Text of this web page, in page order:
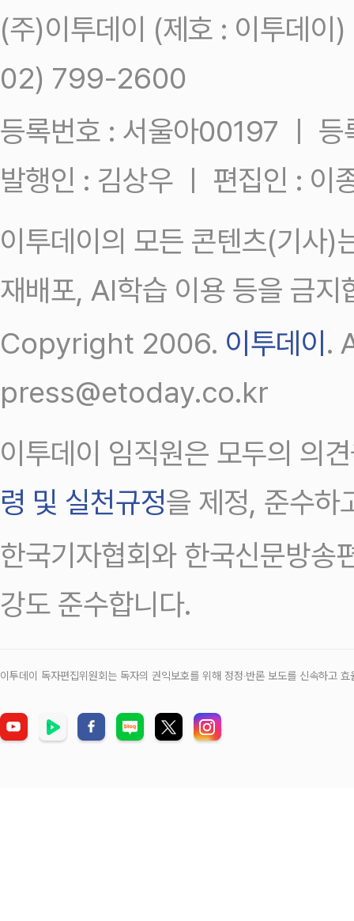
(주)이투데이 (제호 : 이투데
02) 799-2600
등록번호 : 서울아00197 ㅣ
발행인 : 김상우 ㅣ 편집인 : 이
이투데이의 모든 콘텐츠(기사)
재배포, AI학습 이용 등을 금지
Copyright 2006. 이투데이.
press@etoday.co.kr
이투데이 임직원은 모두의 의
령 및 실천규정을 제정, 준수하
한국기자협회와 한국신문방송
강도 준수합니다.
이투데이 독자편집위원회는 독자의 권익보호를 위해 정정‧반론 보도를 신속하고